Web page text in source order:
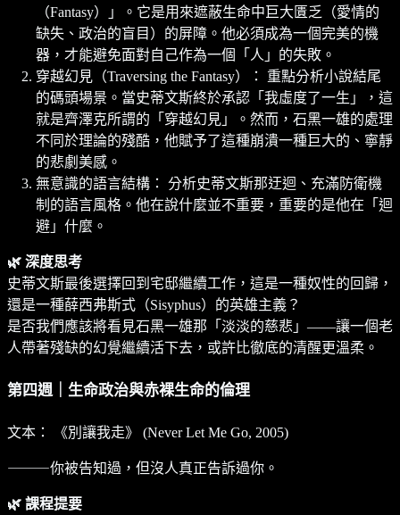
（Fantasy）」。它是用來遮蔽生命中巨大匱乏（愛情的
缺失、政治的盲目）的屏障。他必須成為一個完美的機
器，才能避免面對自己作為一個「人」的失敗。
穿越幻見（Traversing the Fantasy）： 重點分析小說結尾
的碼頭場景。當史蒂文斯終於承認「我虛度了一生」，這
就是齊澤克所謂的「穿越幻見」。然而，石黑一雄的處理
不同於理論的殘酷，他賦予了這種崩潰一種巨大的、寧靜
的悲劇美感。
無意識的語言結構： 分析史蒂文斯那迂迴、充滿防衛機
制的語言風格。他在說什麼並不重要，重要的是他在「迴
避」什麼。
🌿 深度思考
史蒂文斯最後選擇回到宅邸繼續工作，這是一種奴性的回歸，
還是一種薛西弗斯式（Sisyphus）的英雄主義？
是否我們應該將看見石黑一雄那「淡淡的慈悲」——讓一個老
人帶著殘缺的幻覺繼續活下去，或許比徹底的清醒更溫柔。
第四週｜生命政治與赤裸生命的倫理
文本： 《別讓我走》 (Never Let Me Go, 2005)
⸻你被告知過，但沒人真正告訴過你。
🌿 課程提要